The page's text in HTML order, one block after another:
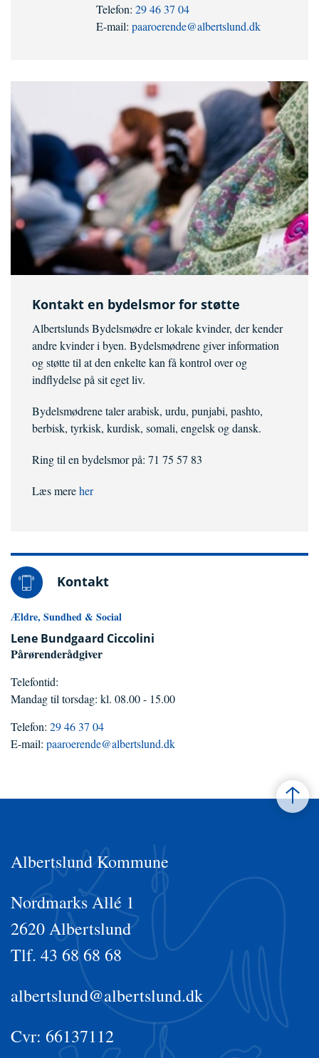
Telefon: 29 46 37 04
E-mail: paaroerende@albertslund.dk
Kontakt en bydelsmor for støtte
Albertslunds Bydelsmødre er lokale kvinder, der kender
andre kvinder i byen. Bydelsmødrene giver information
og støtte til at den enkelte kan få kontrol over og
indflydelse på sit eget liv.
Bydelsmødrene taler arabisk, urdu, punjabi, pashto,
berbisk, tyrkisk, kurdisk, somali, engelsk og dansk.
Ring til en bydelsmor på: 71 75 57 83
Læs mereher
Kontakt
Ældre, Sundhed & Social
Lene Bundgaard Ciccolini
Pårørenderådgiver
Telefontid:
Mandag til torsdag: kl. 08.00 - 15.00
Telefon: 29 46 37 04
E-mail: paaroerende@albertslund.dk
Albertslund Kommune
Nordmarks Allé 1
2620 Albertslund
Tlf. 43 68 68 68
albertslund@albertslund.dk
Cvr: 66137112